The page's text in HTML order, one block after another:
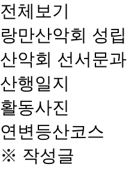
전체보기
랑만산악회 성립
산악회 선서문과
산행일지
활동사진
연변등산코스
※ 작성글